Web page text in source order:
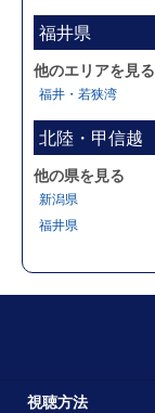
福井県
他のエリアを見る
福井・若狭湾
北陸・甲信越
他の県を見る
新潟県
福井県
視聴方法